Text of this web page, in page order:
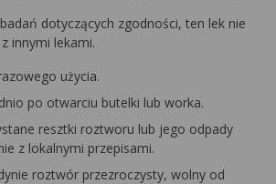
dotyczących zgodności, ten lek nie
innymi lekami.
użycia.
po otwarciu butelki lub worka.
resztki roztworu lub jego odpady
z lokalnymi przepisami.
roztwór przezroczysty, wolny od